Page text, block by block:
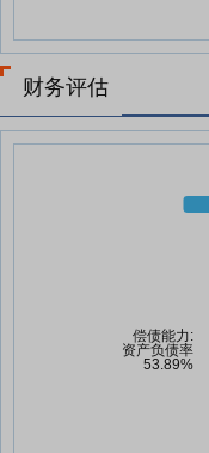
财务评估